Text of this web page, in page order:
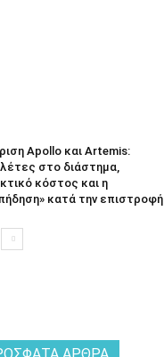
Apollo και Artemis:
στο διάστημα,
κόστος και η
κατά την επιστροφή